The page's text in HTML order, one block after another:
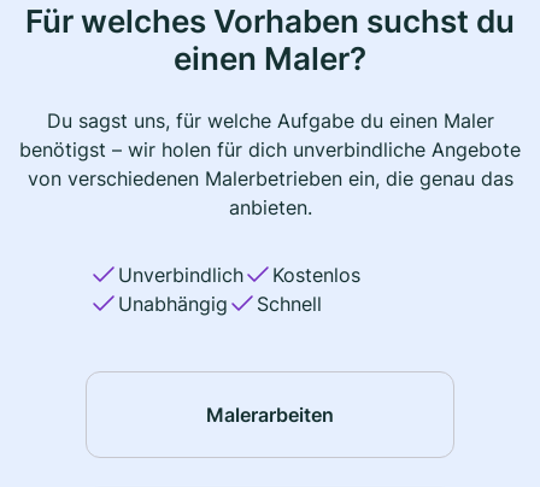
Für welches Vorhaben suchst du
einen Maler?
Du sagst uns, für welche Aufgabe du einen Maler
benötigst – wir holen für dich unverbindliche Angebote
von verschiedenen Malerbetrieben ein, die genau das
anbieten.
Unverbindlich
Kostenlos
Unabhängig
Schnell
Malerarbeiten